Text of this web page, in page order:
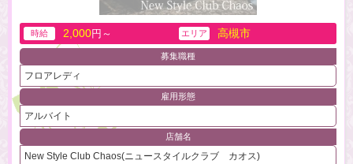
時給 2,000円～ エリア 高槻市
募集職種
フロアレディ
雇用形態
アルバイト
店舗名
New Style Club Chaos(ニュースタイルクラブ カオス)